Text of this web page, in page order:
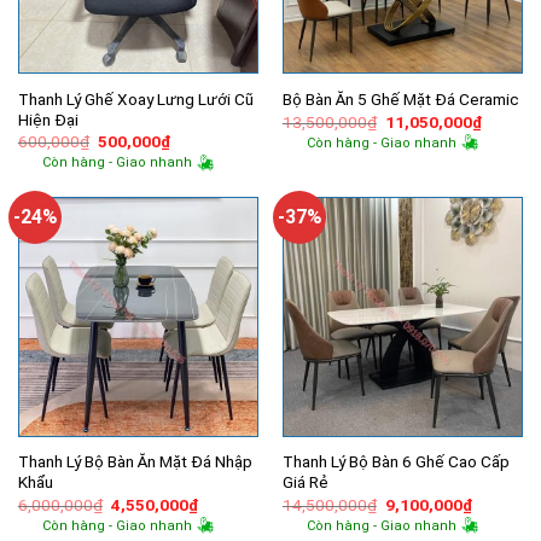
Thanh Lý Ghế Xoay Lưng Lưới Cũ
Hiện Đại
600,000₫ Giá
gốc
là:
500,000₫Giá
hiện
tại
500,000₫.
Còn hàng - Giao nhanh
Bộ Bàn Ăn 5 Ghế Mặt Đá Ceramic
13,500,000₫ Giá
gốc
là:
11,050,000₫Giá
hiện
Còn hàng - Giao nhanh
-24%
Thanh Lý Bộ Bàn Ăn Mặt Đá Nhập
Khẩu
6,000,000₫ Giá
gốc
là:
4,550,000₫Giá
hiện
tại
Còn hàng - Giao nhanh
-37%
Thanh Lý Bộ Bàn 6 Ghế Cao Cấp
Giá Rẻ
14,500,000₫ Giá
gốc
là:
9,100,000₫Giá
hiện
tại
Còn hàng - Giao nhanh